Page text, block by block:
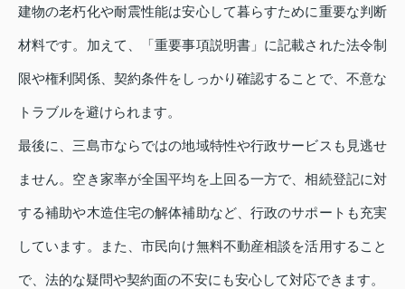
建物の老朽化や耐震性能は安心して暮らすために重要な判断
材料です。加えて、「重要事項説明書」に記載された法令制
限や権利関係、契約条件をしっかり確認することで、不意な
トラブルを避けられます。
最後に、三島市ならではの地域特性や行政サービスも見逃せ
ません。空き家率が全国平均を上回る一方で、相続登記に対
する補助や木造住宅の解体補助など、行政のサポートも充実
しています。また、市民向け無料不動産相談を活用すること
で、法的な疑問や契約面の不安にも安心して対応できます。